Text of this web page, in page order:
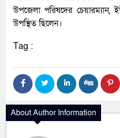
উপজেলা পরিষদের চেয়ারম্যান,
উপস্থিত ছিলেন।
Tag :
About Author Information